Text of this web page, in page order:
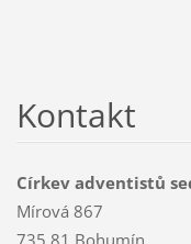
Kontakt
Církev adventistů
Mírová 867
735 81 Bohumín